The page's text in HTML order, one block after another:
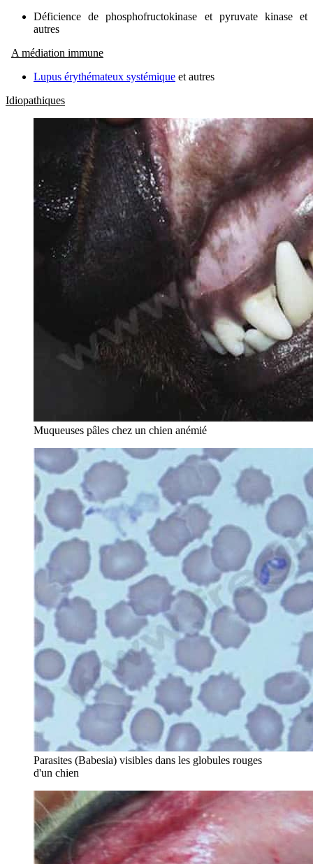
Déficience de phosphofructokinase et pyruvate kinase et
autres
A médiation immune
Lupus érythémateux systémique et autres
Idiopathiques
Muqueuses pâles chez un chien anémié
Parasites (Babesia) visibles dans les globules rouges
d'un chien